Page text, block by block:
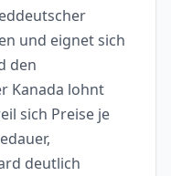
und eignet sich
den
Kanada lohnt
sich Preise je
deutlich